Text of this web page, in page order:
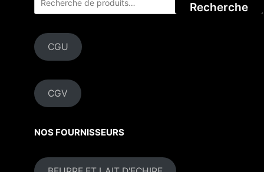
Recherche
CGU
CGV
NOS FOURNISSEURS